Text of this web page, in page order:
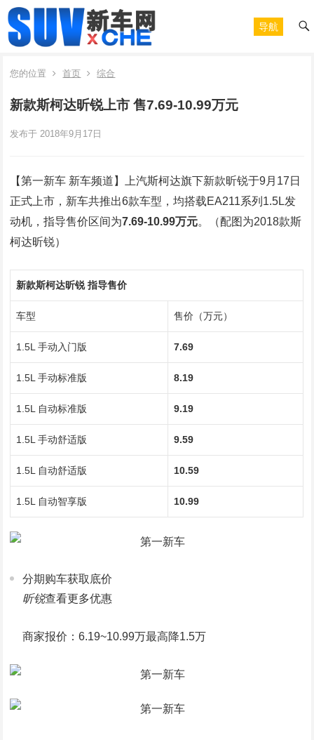
导航
您的位置 首页 综合
新款斯柯达昕锐上市 售7.69-10.99万元
发布于 2018年9月17日
【第一新车 新车频道】上汽斯柯达旗下新款昕锐于9月17日
正式上市，新车共推出6款车型，均搭载EA211系列1.5L发
动机，指导售价区间为7.69-10.99万元。（配图为2018款斯
柯达昕锐）
新款斯柯达昕锐指导售价
车型 售价（万元）
1.5L 手动入门版 7.69
1.5L 手动标准版 8.19
1.5L 自动标准版 9.19
1.5L 手动舒适版 9.59
1.5L 自动舒适版 10.59
1.5L 自动智享版 10.99
分期购车获取底价
昕锐查看更多优惠
商家报价：6.19~10.99万最高降1.5万